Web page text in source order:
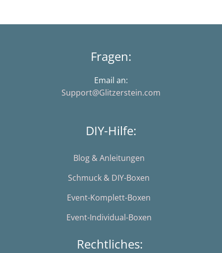
Fragen:
Email an:
Support@Glitzerstein.com
DIY-Hilfe:
Blog & Anleitungen
Schmuck & DIY-Boxen
Event-Komplett-Boxen
Event-Individual-Boxen
Rechtliches: